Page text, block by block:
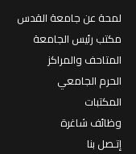
لمحة عن جامعة القدس
مكتب رئيس الجامعة
المتاحف والمراكز
الحرم الجامعي
المكتبات
وظائف شاغرة
إتـصل بنا